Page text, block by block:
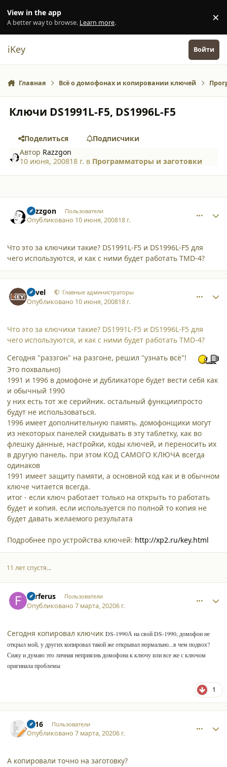
View in the app
A better way to browse. Learn more. ×
iKey Войти
Главная Всё о домофонах и копировании ключей
Ключи DS1991L-F5, DS1996L-F5
Поделиться
Подписчики
Автор Razzgon
10 июня, 200818 г. в Программаторы и заготовки
Razzgon Пользователи
Опубликовано 10 июня, 200818 г.
Что это за ключики такие? DS1991L-F5 и DS1996L-F5 для
чего используются, и как с ними будет работать TMD-4?
Pavel Главные администраторы
Опубликовано 10 июня, 200818 г.
Что это за ключики такие? DS1991L-F5 и DS1996L-F5 для
чего используются, и как с ними будет работать TMD-4?
Сегодня "раззгон" на разгоне, решил "узнать всё"!
Это похвально)
1991 и 1996 в домофоне и дубликаторе будет вести себя как
и обычный 1990
у них есть тот же серийник. остальный функциипросто
будут не использоваться.
1996 имеет дополнительную память. домофонщики могут
из некоторых панелей скидывать в эту таблетку, как во
флешку данные, настройки, коды ключей, и переносить их
в другую панель. при этом КОД САМОГО КЛЮЧА всегда
одинаков
1991 имеет защиту памяти, а основной код как и в обычном
ключе читается всегда.
итог - если ключ работает только на открыть то работать
будет и копия. если используется по полной то копия не
будет давать желаемого результата
Подробнее про устройства ключей: http://xp2.ru/key.html
11 лет спустя...
Ferferus Пользователи
Опубликовано7 марта, 20206 г.
Сегодня копировал ключик DS-1990А на свойDS-1990, домофон не
открыл мой, у других копировал такой же открывал нормально...в чем подвох?
Сижу и думаю это личная неприязнь домофона к ключу или все же с ключом
оригинала проблемы
1
2516 Пользователи
Опубликовано7 марта, 20206 г.
А копировали точно на заготовку?